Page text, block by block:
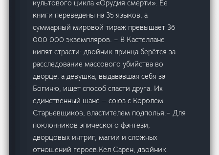
культового цикла «Орудия смерти». Ее
книги переведены на 35 языков, а
суммарный мировой тираж превышает 36
000 000 экземпляров. – В Кастеллане
кипят страсти: двойник принца берётся за
расследование массового убийства во
дворце, а девушка, выдававшая себя за
Богиню, ищет способ спасти друга. Их
единственный шанс — союз с Королем
Старьевщиков, властителем подполья.– Для
поклонников эпического фэнтези,
дворцовых интриг, магии и сложных
отношений героев.Кел Сарен, двойник